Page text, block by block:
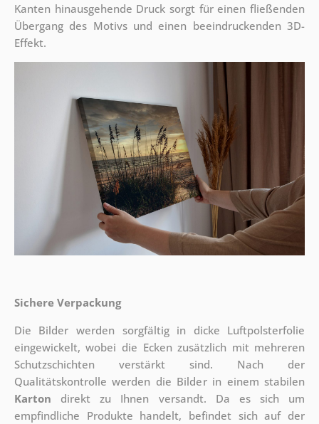
Kanten hinausgehende Druck sorgt für einen fließenden
Übergang des Motivs und einen beeindruckenden 3D-
Effekt.
Sichere Verpackung
Die Bilder werden sorgfältig in dicke Luftpolsterfolie
eingewickelt, wobei die Ecken zusätzlich mit mehreren
Schutzschichten verstärkt sind. Nach der
Qualitätskontrolle werden die Bilder in einem stabilen
Karton direkt zu Ihnen versandt. Da es sich um
empfindliche Produkte handelt, befindet sich auf der